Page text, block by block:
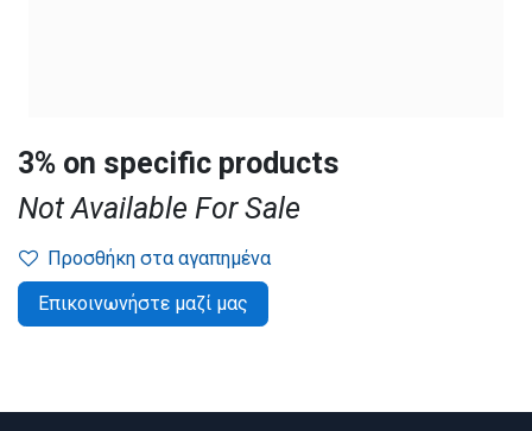
3% on specific products
Not Available For Sale
Προσθήκη στα αγαπημένα
Επικοινωνήστε μαζί μας